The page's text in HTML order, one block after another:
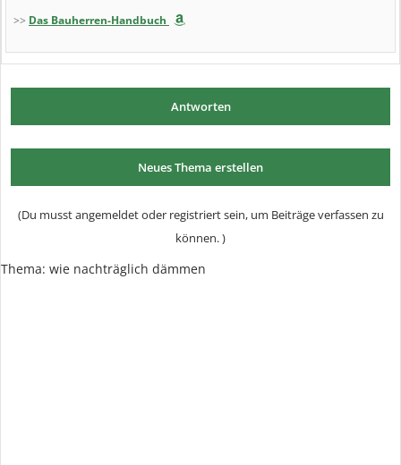
>> Das Bauherren-Handbuch
Antworten
Neues Thema erstellen
(Du musst angemeldet oder registriert sein, um Beiträge verfassen zu
können. )
Thema: wie nachträglich dämmen